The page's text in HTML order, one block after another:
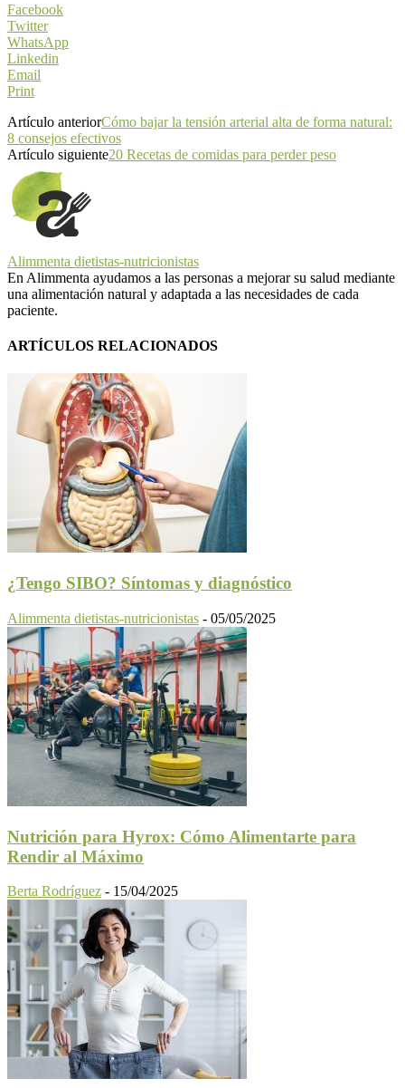
Facebook
Twitter
WhatsApp
Linkedin
Email
Print
Artículo anteriorCómo bajar la tensión arterial alta de forma natural:
8 consejos efectivos
Artículo siguiente20 Recetas de comidas para perder peso
Alimmenta dietistas-nutricionistas
En Alimmenta ayudamos a las personas a mejorar su salud mediante
una alimentación natural y adaptada a las necesidades de cada
paciente.
ARTÍCULOS RELACIONADOS
¿Tengo SIBO? Síntomas y diagnóstico
Alimmenta dietistas-nutricionistas - 05/05/2025
Nutrición para Hyrox: Cómo Alimentarte para
Rendir al Máximo
Berta Rodríguez - 15/04/2025